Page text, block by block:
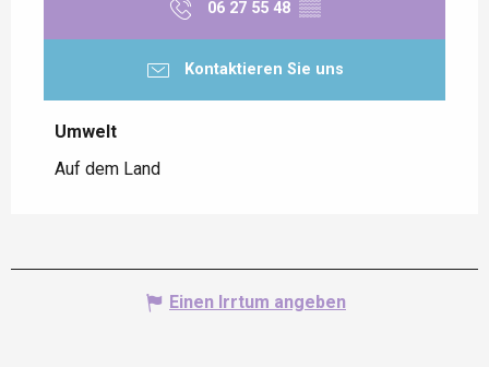
06 27 55 48 ▒▒
Kontaktieren Sie uns
Umwelt
Umwelt
Auf dem Land
Einen Irrtum angeben